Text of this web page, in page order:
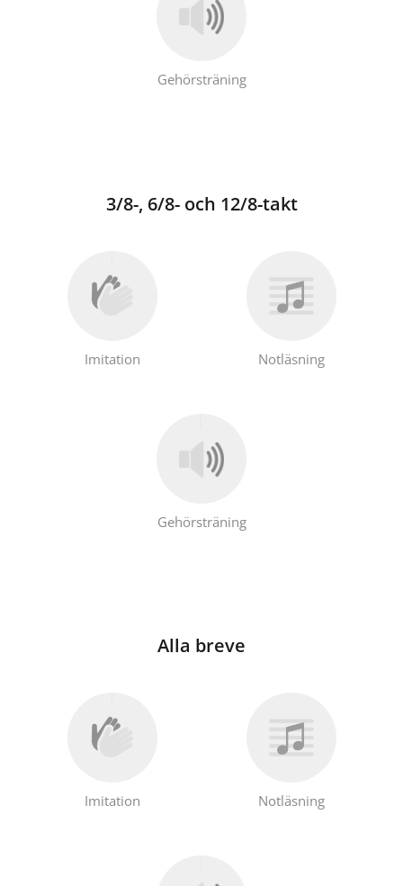
Gehörsträning
3/8-, 6/8- och 12/8-takt
Imitation Notläsning
Gehörsträning
Alla breve
Imitation Notläsning